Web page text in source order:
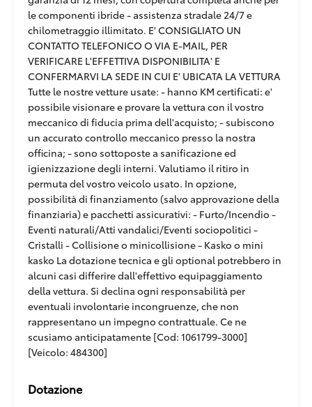
le componenti ibride - assistenza stradale 24/7 e
chilometraggio illimitato. E' CONSIGLIATO UN
CONTATTO TELEFONICO O VIA E-MAIL, PER
VERIFICARE L'EFFETTIVA DISPONIBILITA' E
CONFERMARVI LA SEDE IN CUI E' UBICATA LA VETTURA
Tutte le nostre vetture usate: - hanno KM certificati: e'
possibile visionare e provare la vettura con il vostro
meccanico di fiducia prima dell'acquisto; - subiscono
un accurato controllo meccanico presso la nostra
officina; - sono sottoposte a sanificazione ed
igienizzazione degli interni. Valutiamo il ritiro in
permuta del vostro veicolo usato. In opzione,
possibilità di finanziamento (salvo approvazione della
finanziaria) e pacchetti assicurativi: - Furto/Incendio -
Eventi naturali/Atti vandalici/Eventi sociopolitici -
Cristalli - Collisione o minicollisione - Kasko o mini
kasko La dotazione tecnica e gli optional potrebbero in
alcuni casi differire dall'effettivo equipaggiamento
della vettura. Si declina ogni responsabilità per
eventuali involontarie incongruenze, che non
rappresentano un impegno contrattuale. Ce ne
scusiamo anticipatamente [Cod: 1061799-3000]
[Veicolo: 484300]
Dotazione